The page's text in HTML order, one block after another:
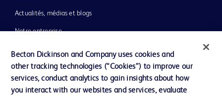
Actualités, médias et blogs
Notre entreprise
Assistance
Becton Dickinson and Company uses cookies and
other tracking technologies (“Cookies”) to improve our
services, conduct analytics to gain insights about how
you interact with our websites and services, evaluate